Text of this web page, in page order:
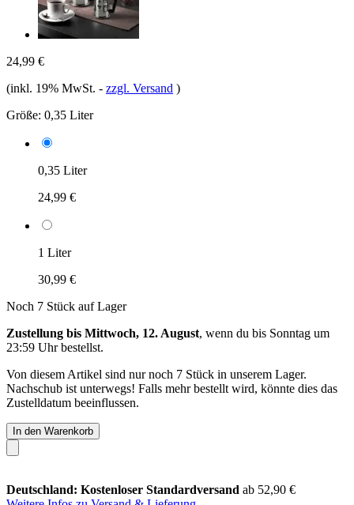
24,99 €
(inkl. 19% MwSt. - zzgl. Versand )
Größe: 0,35 Liter
0,35 Liter
24,99 €
1 Liter
30,99 €
Noch 7 Stück auf Lager
Zustellung bis Mittwoch, 12. August, wenn du bis Sonntag um
23:59 Uhrbestellst.
Von diesem Artikel sind nur noch 7 Stück in unserem Lager.
Nachschub ist unterwegs! Falls mehr bestellt wird, könnte dies das
Zustelldatum beeinflussen.
In den Warenkorb
Deutschland: Kostenloser Standardversand ab 52,90 €